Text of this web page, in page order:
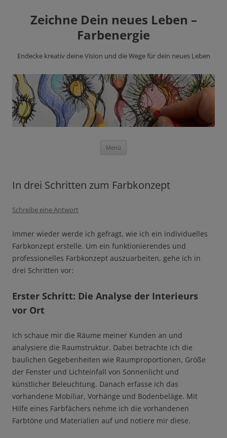
Zeichne Dein neues Leben –
Farbenergie
Endecke kreativ deine Vision und die Wege für dein neues Leben
Menü
In drei Schritten zum Farbkonzept
Schreibe eine Antwort
Immer wieder werde ich gefragt, wie ich ein individuelles
Farbkonzept erstelle. Um ein funktionierendes und
professionelles Farbkonzept auszuarbeiten, gehe ich in
drei Schritten vor:
Erster Schritt: Die Analyse der Interieurs
vor Ort
Ich schaue mir die Räume meiner Kunden an und
analysiere die Raumstruktur. Dabei betrachte ich die
baulichen Gegebenheiten wie Raumproportionen, Größe
der Fenster und Lichteinfall von Sonnenlicht und
künstlicher Beleuchtung. Danach erfasse ich das
vorhandene Mobiliar, Vorhänge und Bodenbeläge. Mit
Hilfe eines Farbfächers nehme ich die vorhandenen
Farbtöne und Materialien auf und notiere mir diese.